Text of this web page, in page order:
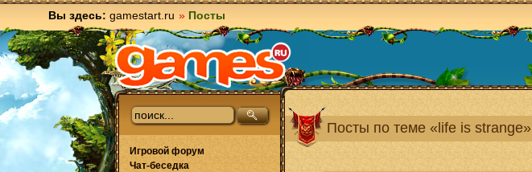
Вы здесь: gamestart.ru » Посты
Посты по теме «life is strange»
Игровой форум
Чат-беседка